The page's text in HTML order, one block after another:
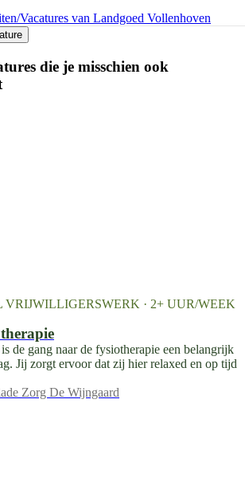
Vacatures van Landgoed Vollenhoven
die je misschien ook
VRIJWILLIGERSWERK · 2+ UUR/WEEK
de gang naar de fysiotherapie een belangrijk
Jij zorgt ervoor dat zij hier relaxed en op tijd
Zorg De Wijngaard